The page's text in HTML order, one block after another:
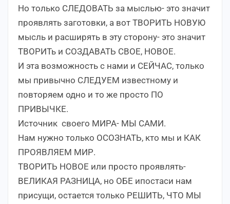
Но только СЛЕДОВАТЬ за мыслью- это значит
проявлять заготовки, а вот ТВОРИТЬ НОВУЮ
мысль и расширять в эту сторону- это значит
ТВОРИТь и СОЗДАВАТЬ СВОЕ, НОВОЕ.
И эта возможность с нами и СЕЙЧАС, только
мы привычно СЛЕДУЕМ известному и
повторяем одно и то же просто ПО
ПРИВЫЧКЕ.
Источник своего МИРА- МЫ САМИ.
Нам нужно только ОСОЗНАТЬ, кто мы и КАК
ПРОЯВЛЯЕМ МИР.
ТВОРИТЬ НОВОЕ или просто проявлять-
ВЕЛИКАЯ РАЗНИЦА, но ОБЕ ипостаси нам
присущи, остается только РЕШИТЬ, ЧТО МЫ